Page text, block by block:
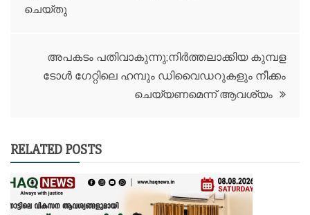
ചെയ്തു
അപകടം പതിവാകുന്നു;നിർത്തലാക്കിയ കുമ്പള
ടോൾ ഗേറ്റിലെ ഹമ്പും ഡിവൈഡറുകളും നീക്കം
ചെയ്യണമെന്ന് ആവശ്യം
RELATED POSTS